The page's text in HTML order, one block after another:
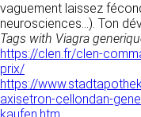
vaguement laissez
neurosciences...). Ton
Tags with Viagra
https://clen.fr/clen-
prix/
https://
axisetron-cellondan-
5.
CLEN est
l’usage qui
utilisateurs.
AVIS
SÉCURITÉ